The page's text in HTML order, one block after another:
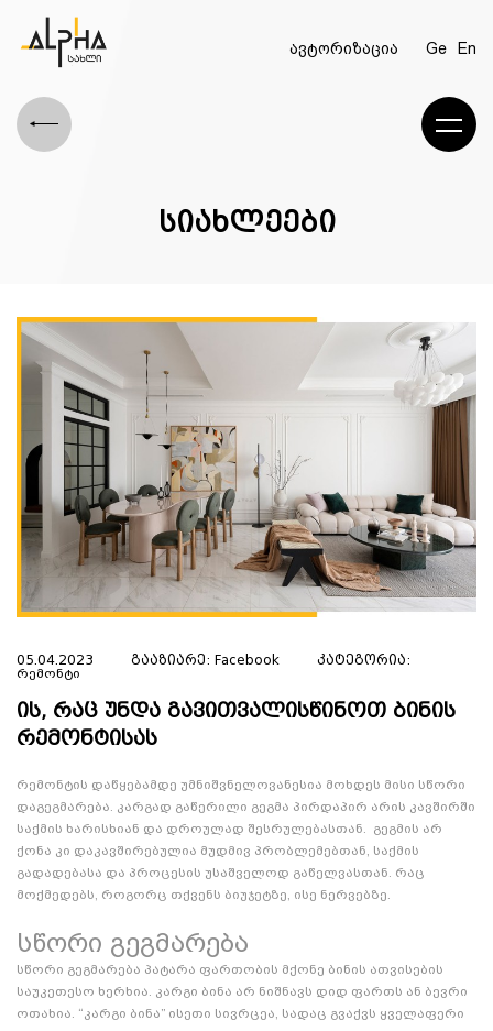
თქვენზე მორგებული გადახდის
პირობით💛
გაგზავნა
ავტორიზაცია Ge En
სიახლეები
05.04.2023 გააზიარე: Facebook
კატეგორია:
Რემონტი
ის, რაც უნდა გავითვალისწინოთ ბინის
რემონტისას
რემონტის დაწყებამდე უმნიშვნელოვანესია მოხდეს მისი სწორი
დაგეგმარება. კარგად გაწერილი გეგმა პირდაპირ არის კავშირში
საქმის ხარისხიან და დროულად შესრულებასთან. გეგმის არ
ქონა კი დაკავშირებულია მუდმივ პრობლემებთან, საქმის
გადადებასა და პროცესის უსაშველოდ გაწელვასთან. რაც
მოქმედებს, როგორც თქვენს ბიუჯეტზე, ისე ნერვებზე.
სწორი გეგმარება
სწორი გეგმარება პატარა ფართობის მქონე ბინის ათვისების
საუკეთესო ხერხია. კარგი ბინა არ ნიშნავს დიდ ფართს ან ბევრი
ოთახია. “კარგი ბინა” ისეთი სივრცეა, სადაც გვაქვს ყველაფერი